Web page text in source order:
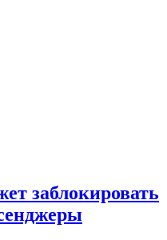
заблокировать